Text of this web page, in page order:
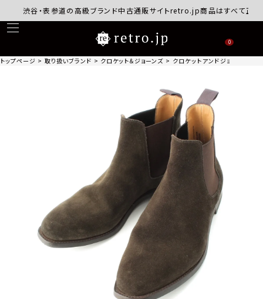
渋谷・表参道の高級ブランド中古通販サイトretro.jp商品はすべて正規品保
0
トップページ 取り扱いブランド クロケット＆ジョーンズ クロケットアンドジョーンズ